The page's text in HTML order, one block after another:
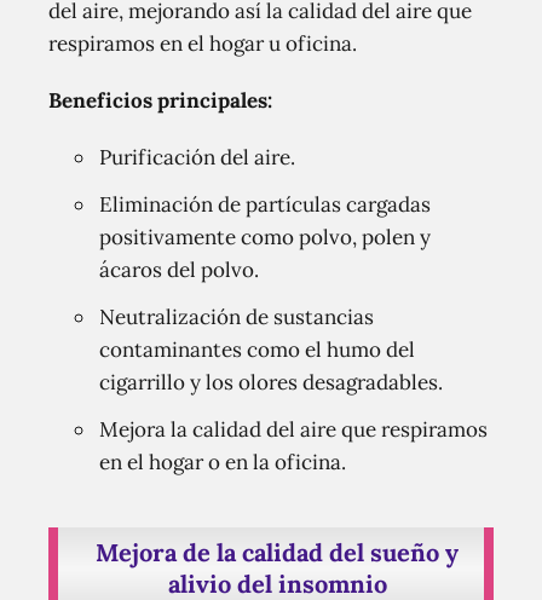
del aire, mejorando así la calidad del aire que
respiramos en el hogar u oficina.
Beneficios principales:
Purificación del aire.
Eliminación de partículas cargadas
positivamente como polvo, polen y
ácaros del polvo.
Neutralización de sustancias
contaminantes como el humo del
cigarrillo y los olores desagradables.
Mejora la calidad del aire que respiramos
en el hogar o en la oficina.
Mejora de la calidad del sueño y
alivio del insomnio